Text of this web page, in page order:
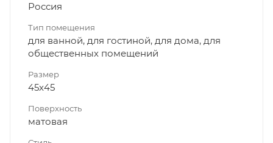
Россия
Тип помещения
для ванной, для гостиной, для дома, для
общественных помещений
Размер
45x45
Поверхность
матовая